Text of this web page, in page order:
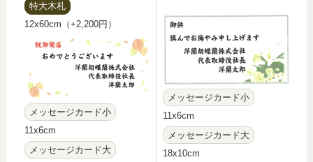
特大木札
12x60cm（+2,200円）
メッセージカード小
11x6cm
メッセージカード大
メッセージカード小
11x6cm
メッセージカード大
18x10cm